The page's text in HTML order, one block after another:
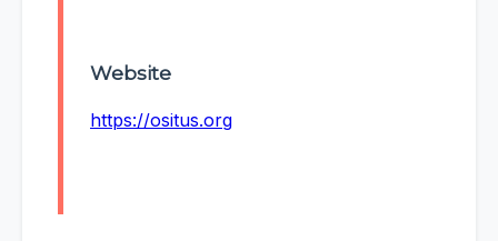
Website
https://ositus.org